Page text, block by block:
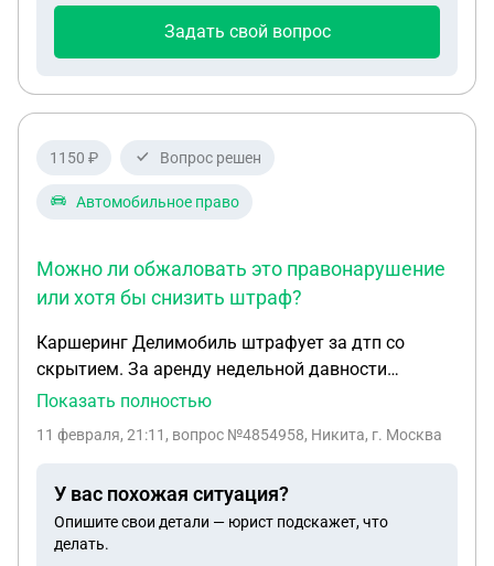
Задать свой вопрос
1150 ₽ Вопрос решен
Автомобильное право
Можно ли обжаловать это правонарушение
или хотя бы снизить штраф?
Каршеринг Делимобиль штрафует за дтп со
скрытием. За аренду недельной давности
говорят, что либо 60 тыс. до конца дня либо через
заметил (если она и была), дтп не было
разница между фото окончания одной аренды и
другой. Можно ли обжаловать это
правонарушение или хотя бы снизить штраф?
Показать полностью
11 февраля, 21:11 , вопрос №4854958, Никита, г. Москва
У вас похожая ситуация?
Опишите свои детали — юрист подскажет, что
делать.